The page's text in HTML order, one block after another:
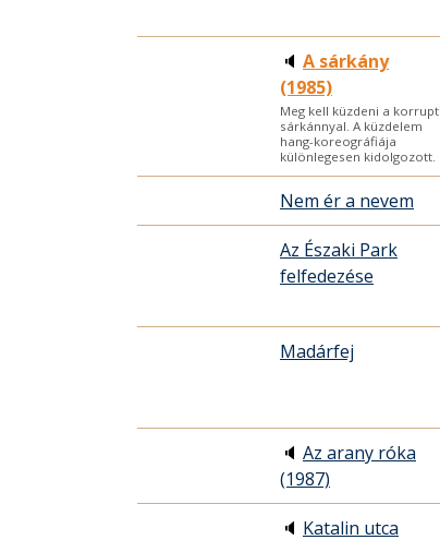
🔈 A sárkány
(1985)
Meg kell küzdeni a korrupt
sárkánnyal. A küzdelem
hang-koreográfiája
különlegesen kidolgozott.
Nem ér a nevem
Az Északi Park
felfedezése
Madárfej
🔈 Az arany róka
(1987)
🔈 Katalin utca